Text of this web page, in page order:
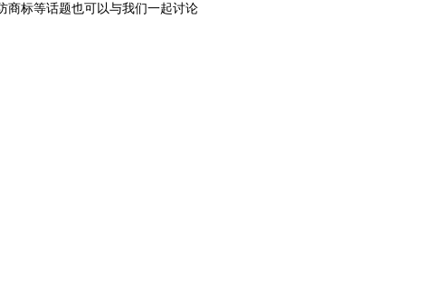
商标等话题也可以与我们一起讨论